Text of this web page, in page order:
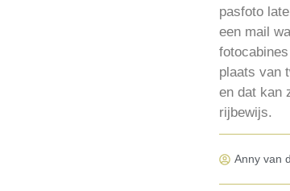
pasfoto
een mail
plaats van
en dat kan
rijbewijs.
Anny van